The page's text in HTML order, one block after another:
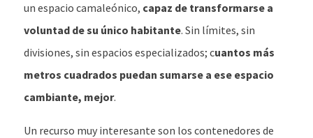
un espacio camaleónico, capaz de transformarse a
voluntad de su único habitante. Sin límites, sin
divisiones, sin espacios especializados; cuantos más
metros cuadrados puedan sumarse a ese espacio
cambiante, mejor.
Un recurso muy interesante son los contenedores de